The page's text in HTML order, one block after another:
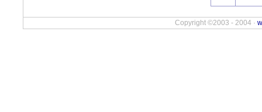
Copyright ©2003 - 2004 ·